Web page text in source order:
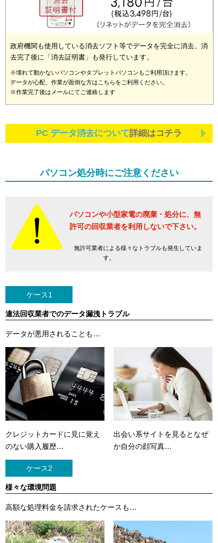
政府機関も使用している消去ソフト等でデータを完全に消去。消
去完了後に「消去証明書」も発行しています。
※壊れて動かないパソコンやタブレットパソコンもご利用頂けます。
データが心配、作業が面倒な方はこちらをご利用ください。
※作業完了後はメールにてご連絡します
PC データ消去について詳細はコチラ
パソコン処分時にご注意ください
パソコンや小型家電の廃棄・処分に、 無
許可の回収業者を利用しないで下さい。
無許可業者による様々なトラブルも発生していま
す。
ケース1
違法回収業者でのデータ漏洩トラブル
データが悪用されることも…
クレジットカードに 見に覚え
のない購入履歴…
出会い系サイトを見ると なぜ
か自分の顔写真…
ケース2
様々な環境問題
高額な処理料金を請求されたケースも…